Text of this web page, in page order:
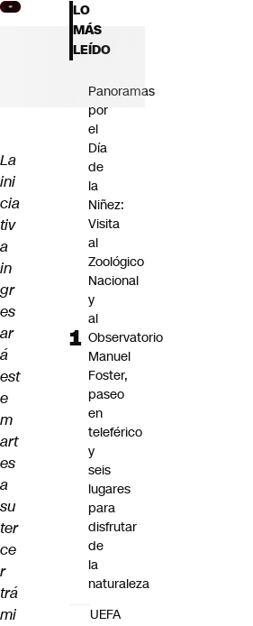
La
ini
cia
tiv
a
in
gr
es
ar
á
est
e
m
art
es
a
su
ter
ce
r
trá
mi
LO
MÁS
LEÍDO
Panoramas
por
el
Día
de
la
Niñez:
Visita
al
Zoológico
Nacional
y
al
Observatorio
Manuel
Foster,
paseo
en
teleférico
y
seis
lugares
para
disfrutar
de
la
naturaleza
UEFA